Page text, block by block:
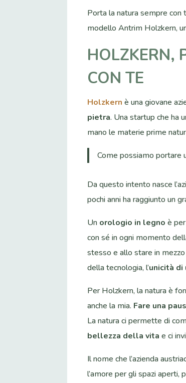
Porta la natura sempre con
modello Antrim Holzkern,
HOLZKERN,
CON TE
Holzkern è una giovane
pietra. Una startup che ha
mano le materie prime
Come possiamo portare
Da questo intento nasce
pochi anni ha raggiunto un
Un orologio in legno è
con sé in ogni momento
stesso e allo stare in
della tecnologia, l’unicità
Per Holzkern, la natura è
anche la mia. Fare una
La natura ci permette di
bellezza della vita e ci
Il nome che l’azienda
l’amore per gli spazi aperti,